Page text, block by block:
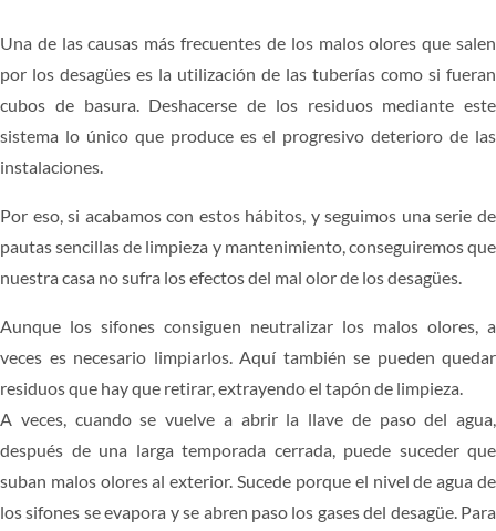
PAVIMENTOS
OBRAS Y REFORMAS
CARPINTERÍA
PRESUPUESTO
Una de las causas más frecuentes de los malos olores que salen
por los desagües es la utilización de las tuberías como si fueran
cubos de basura. Deshacerse de los residuos mediante este
sistema lo único que produce es el progresivo deterioro de las
instalaciones.
Por eso, si acabamos con estos hábitos, y seguimos una serie de
pautas sencillas de limpieza y mantenimiento, conseguiremos que
nuestra casa no sufra los efectos del mal olor de los desagües.
Aunque los sifones consiguen neutralizar los malos olores, a
veces es necesario limpiarlos. Aquí también se pueden quedar
residuos que hay que retirar, extrayendo el tapón de limpieza.
A veces, cuando se vuelve a abrir la llave de paso del agua,
después de una larga temporada cerrada, puede suceder que
suban malos olores al exterior. Sucede porque el nivel de agua de
los sifones se evapora y se abren paso los gases del desagüe. Para